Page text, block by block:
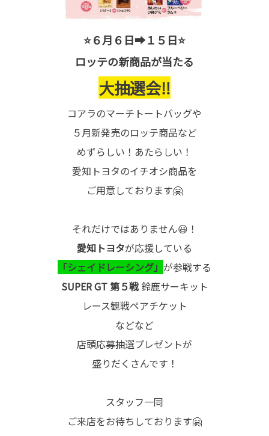
⭐６月６日➡１５日⭐
ロッテの新商品が当たる
大抽選会‼
コアラのマーチトートバッグや
５月新発売のロッテ商品など
めずらしい！あたらしい！
愛知トヨタのイチオシ商品を
ご用意しております🤗
それだけではありません😃！
愛知トヨタが応援している
「シェイドレーシング」 が参戦する
SUPER GT 第５戦鈴鹿サーキット
レース観戦ペアチケット
などなど
店頭応募抽選プレゼントが
盛りだくさんです！
スタッフ一同
ご来店をお待ちしております🤗